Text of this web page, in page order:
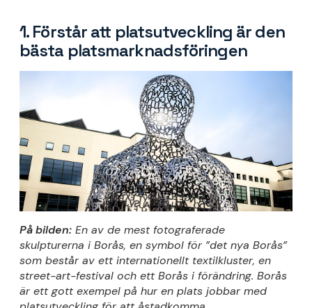
1. Förstår att platsutveckling är den
bästa platsmarknadsföringen
På bilden: En av de mest fotograferade
skulpturerna i Borås, en symbol för ”det nya Borås”
som består av ett internationellt textilkluster, en
street-art-festival och ett Borås i förändring. Borås
är ett gott exempel på hur en plats jobbar med